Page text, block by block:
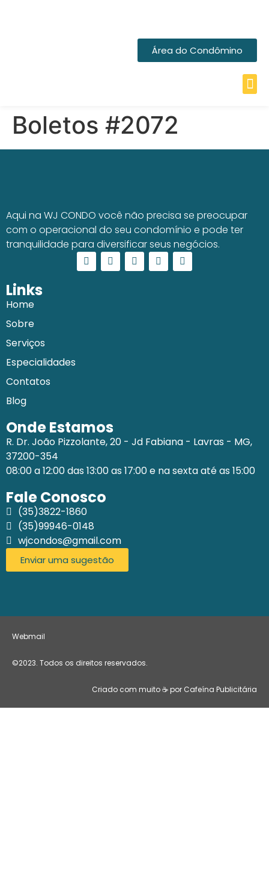
Área do Condômino
Boletos #2072
Aqui na WJ CONDO você não precisa se preocupar
com o operacional do seu condomínio e pode ter
tranquilidade para diversificar seus negócios.
Links
Home
Sobre
Serviços
Especialidades
Contatos
Blog
Onde Estamos
R. Dr. João Pizzolante, 20 - Jd Fabiana - Lavras - MG,
37200-354
08:00 a 12:00 das 13:00 as 17:00 e na sexta até as 15:00
Fale Conosco
(35)3822-1860
(35)99946-0148
wjcondos@gmail.com
Enviar uma sugestão
Webmail
©2023. Todos os direitos reservados.
Criado com muito ☕ por Cafeína Publicitária